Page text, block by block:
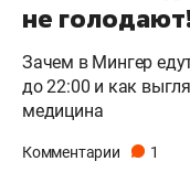
не
Зачем в Мингер
до 22:00 и как
медицина
Комментарии 1